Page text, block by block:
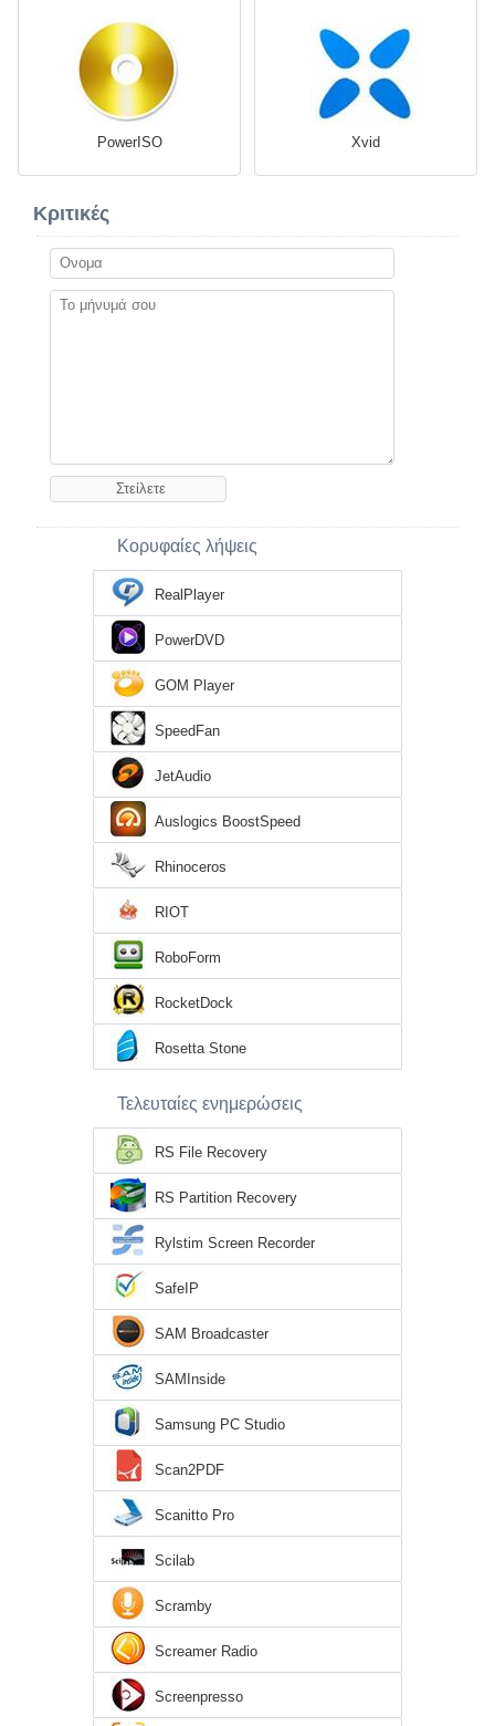
PowerISO Xvid
Κριτικές
Κορυφαίες λήψεις
RealPlayer
PowerDVD
GOM Player
SpeedFan
JetAudio
Auslogics BoostSpeed
Rhinoceros
RIOT
RoboForm
RocketDock
Rosetta Stone
Τελευταίες ενημερώσεις
RS File Recovery
RS Partition Recovery
Rylstim Screen Recorder
SafeIP
SAM Broadcaster
SAMInside
Samsung PC Studio
Scan2PDF
Scanitto Pro
Scilab
Scramby
Screamer Radio
Screenpresso